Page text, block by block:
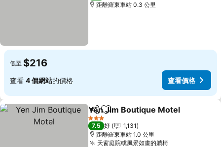
距離羅東車站 0.3 公里
低至 $216
查看 4 個網站的價格 查看價格
分享 放到收藏夾
Yen Jim Boutique Motel
3 星級
7.5 好
1,131
距離羅東車站 1.0 公里
天窗庭院或風景如畫的躺椅查看價格